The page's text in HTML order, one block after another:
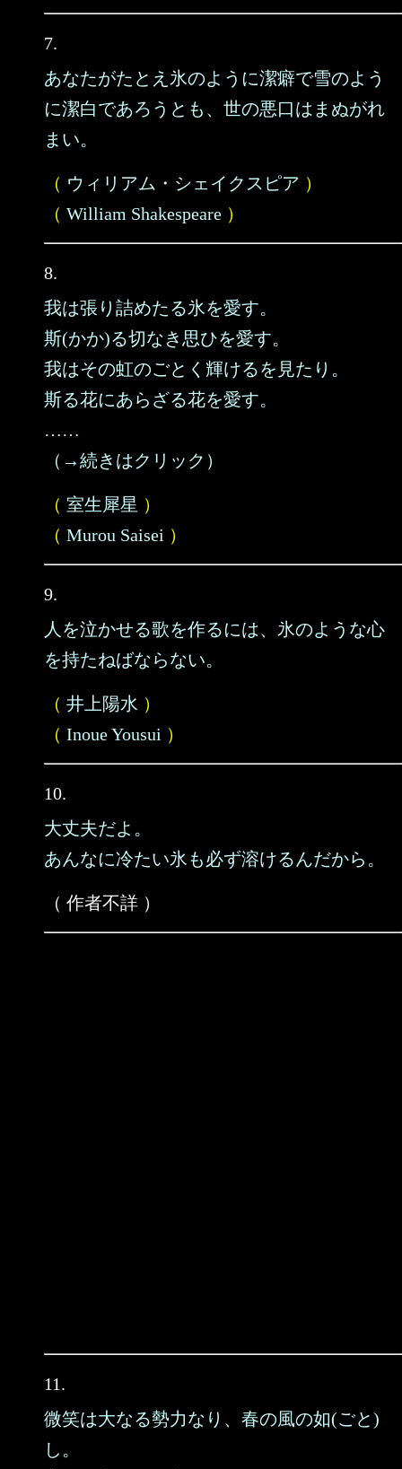
7.
あなたがたとえ氷のように潔癖で雪のよう
に潔白であろうとも、世の悪口はまぬがれ
まい。
（ ウィリアム・シェイクスピア ）
（ William Shakespeare ）
8.
我は張り詰めたる氷を愛す。
斯(かか)る切なき思ひを愛す。
我はその虹のごとく輝けるを見たり。
斯る花にあらざる花を愛す。
……
（→続きはクリック）
（ 室生犀星 ）
（ Murou Saisei ）
9.
人を泣かせる歌を作るには、氷のような心
を持たねばならない。
（ 井上陽水 ）
（ Inoue Yousui ）
10.
大丈夫だよ。
あんなに冷たい氷も必ず溶けるんだから。
（ 作者不詳 ）
11.
微笑は大なる勢力なり、春の風の如(ごと)
し。